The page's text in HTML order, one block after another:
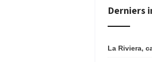
Derniers
La Riviera,